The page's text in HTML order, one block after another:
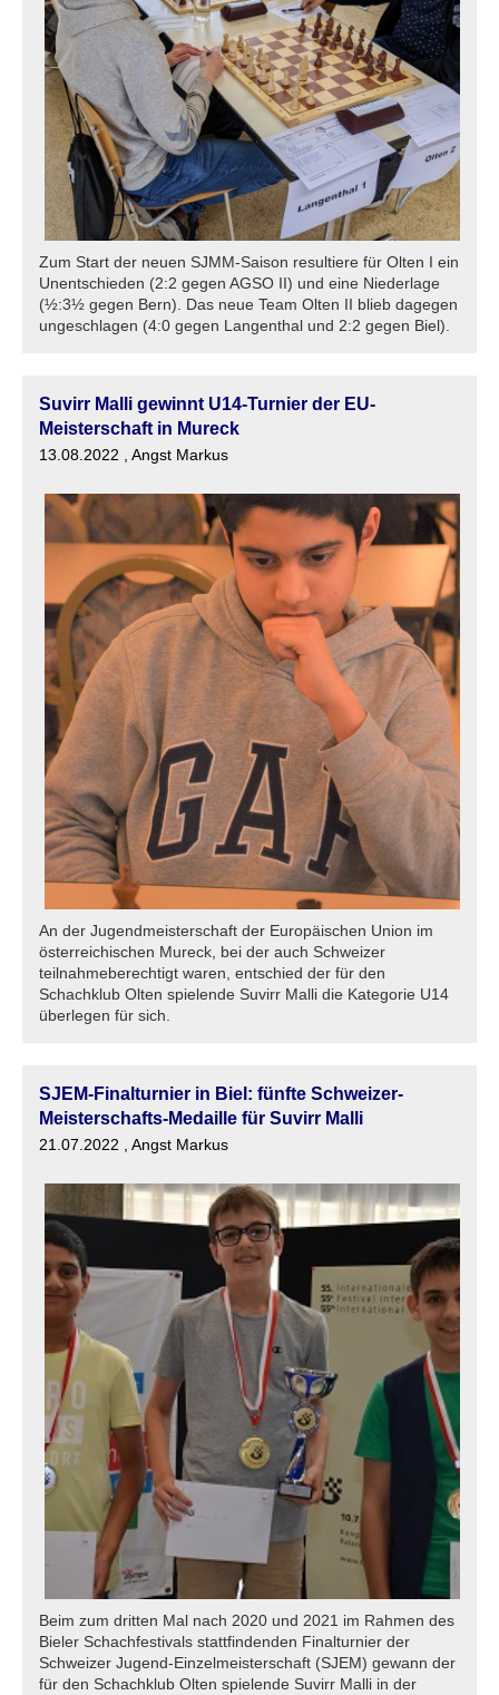
Zum Start der neuen SJMM-Saison resultiere für Olten I ein
Unentschieden (2:2 gegen AGSO II) und eine Niederlage
(½:3½ gegen Bern). Das neue Team Olten II blieb dagegen
ungeschlagen (4:0 gegen Langenthal und 2:2 gegen Biel).
Suvirr Malli gewinnt U14-Turnier der EU-
Meisterschaft in Mureck
13.08.2022 , Angst Markus
An der Jugendmeisterschaft der Europäischen Union im
österreichischen Mureck, bei der auch Schweizer
teilnahmeberechtigt waren, entschied der für den
Schachklub Olten spielende Suvirr Malli die Kategorie U14
überlegen für sich.
SJEM-Finalturnier in Biel: fünfte Schweizer-
Meisterschafts-Medaille für Suvirr Malli
21.07.2022 , Angst Markus
Beim zum dritten Mal nach 2020 und 2021 im Rahmen des
Bieler Schachfestivals stattfindenden Finalturnier der
Schweizer Jugend-Einzelmeisterschaft (SJEM) gewann der
für den Schachklub Olten spielende Suvirr Malli in der